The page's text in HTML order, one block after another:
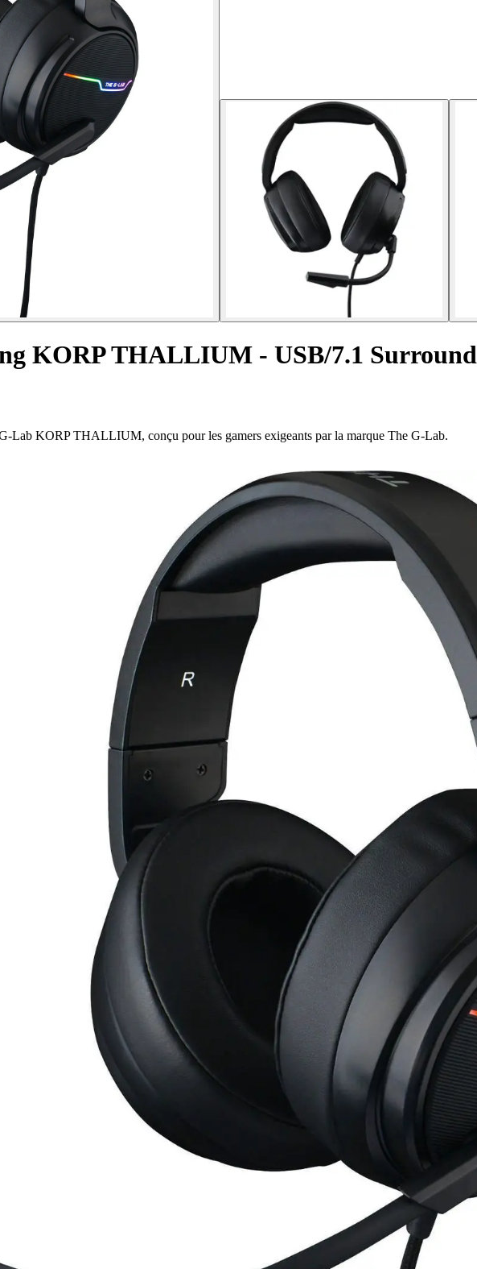
KORP THALLIUM - USB/7.1 Surround
Lab KORP THALLIUM, conçu pour les gamers exigeants par la marque The G-Lab.